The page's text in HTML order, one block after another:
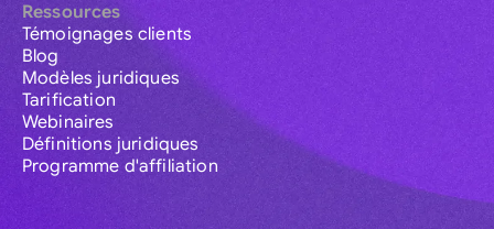
Ressources
Témoignages clients
Blog
Modèles juridiques
Tarification
Webinaires
Définitions juridiques
Programme d'affiliation